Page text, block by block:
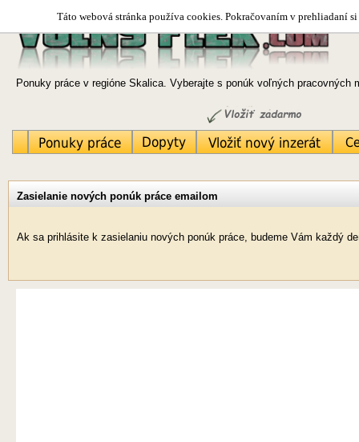
Táto webová stránka používa cookies. Pokračovaním v prehliadaní
Ponuky práce v regióne Skalica. Vyberajte s ponúk voľných
Zasielanie nových ponúk práce emailom
Ak sa prihlásite k zasielaniu nových ponúk práce, budeme Vám každý